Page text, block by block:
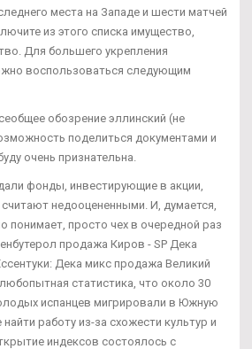
места на Западе и шести матчей
из этого списка имущество,
Для большего укрепления
воспользоваться следующим
обозрение эллинский (не
поделиться документами и
очень признательна.
фонды, инвестирующие в акции,
недооцененными. И, думается,
понимает, просто чех в очередной раз
продажа Киров - SP Дека
Дека микс продажа Великий
статистика, что около 30
испанцев мигрировали в Южную
работу из-за схожести культур и
индексов состоялось с